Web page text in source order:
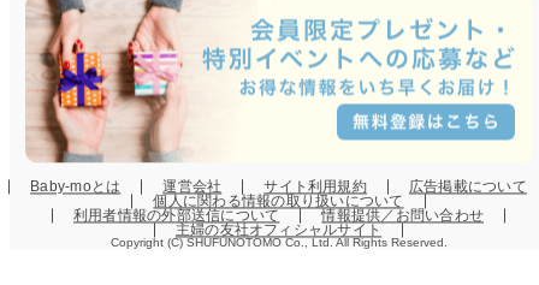
Baby-moとは 運営会社 サイト利用規約
広告掲載について
個人に関わる情報の取り扱いについて
利用者情報の外部送信について
情報提供／お問い合わせ
主婦の友社オフィシャルサイト
Copyright (C) SHUFUNOTOMO Co., Ltd. All Rights Reserved.